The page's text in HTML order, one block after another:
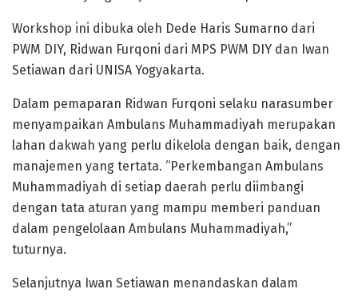
Workshop ini dibuka oleh Dede Haris Sumarno dari
PWM DIY, Ridwan Furqoni dari MPS PWM DIY dan Iwan
Setiawan dari UNISA Yogyakarta.
Dalam pemaparan Ridwan Furqoni selaku narasumber
menyampaikan Ambulans Muhammadiyah merupakan
lahan dakwah yang perlu dikelola dengan baik, dengan
manajemen yang tertata. “Perkembangan Ambulans
Muhammadiyah di setiap daerah perlu diimbangi
dengan tata aturan yang mampu memberi panduan
dalam pengelolaan Ambulans Muhammadiyah,”
tuturnya.
Selanjutnya Iwan Setiawan menandaskan dalam